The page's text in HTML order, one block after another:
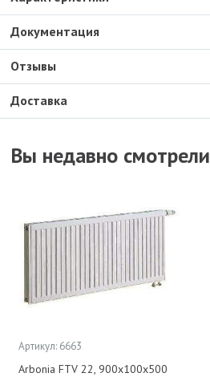
Доставка
Документация
Отзывы
Вы недавно смотрели
Артикул: 6663
Arbonia FTV 22, 900x100x500